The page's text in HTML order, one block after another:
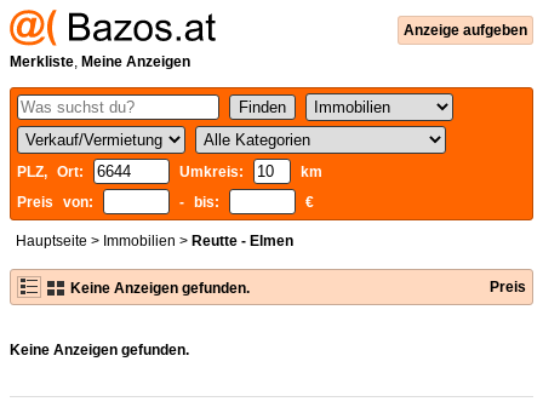
Anzeige aufgeben
Merkliste, Meine Anzeigen
PLZ, Ort: Umkreis:
km
Preis von:
- bis: €
Hauptseite > Immobilien > Reutte - Elmen
Keine Anzeigen gefunden. Preis
Keine Anzeigen gefunden.